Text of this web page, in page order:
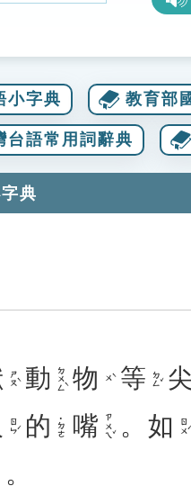
小字典 教育部
台語常用詞辭典
典
ㄕㄡˋ 動 ㄉㄨㄥˋ 物 ㄨˋ 等 ㄉㄥˇ 尖
ㄖㄣˊ 的 ˙ㄉㄜ 嘴 ㄗㄨㄟˇ 。 如 ㄖㄨˊ